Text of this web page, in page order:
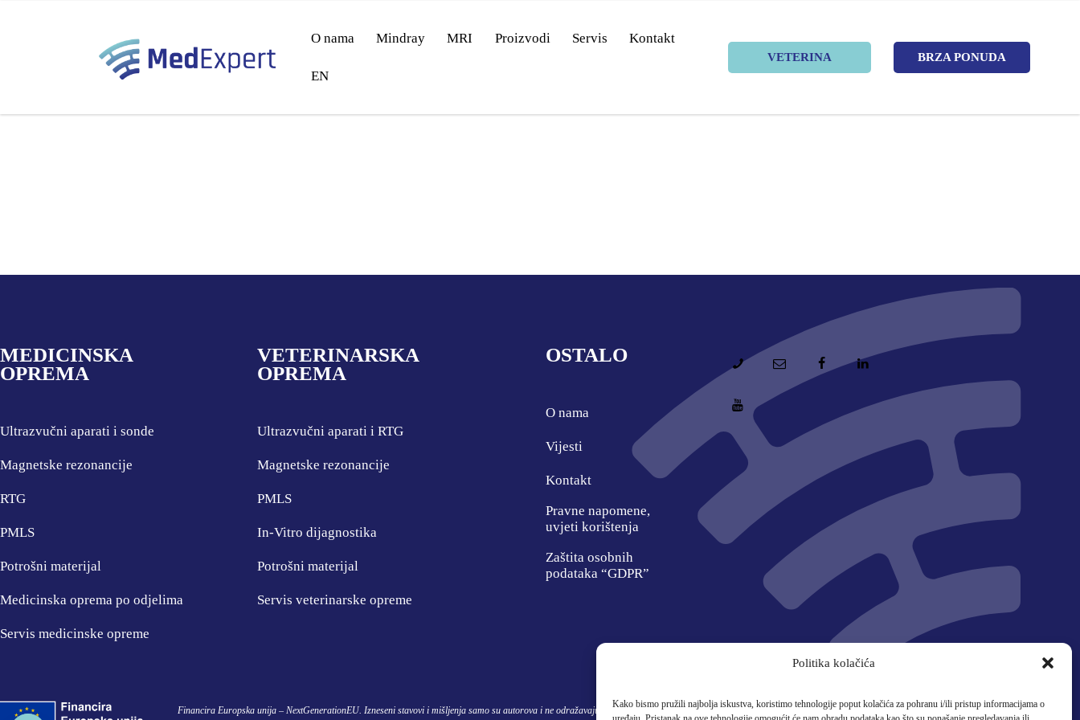
Politika kolačića
Kako bismo pružili najbolja iskustva, koristimo tehnologije poput kolačića za pohranu i/ili pristup informacijama o
O nama Mindray MRI Proizvodi Servis Kontakt
EN
VETERINA BRZA PONUDA
MEDICINSKA
OPREMA
Ultrazvučni aparati i sonde
Magnetske rezonancije
RTG
PMLS
Potrošni materijal
Medicinska oprema po odjelima
Servis medicinske opreme
VETERINARSKA
OPREMA
Ultrazvučni aparati i RTG
Magnetske rezonancije
PMLS
In-Vitro dijagnostika
Potrošni materijal
Servis veterinarske opreme
OSTALO
O nama
Vijesti
Kontakt
Pravne napomene,
uvjeti korištenja
Zaštita osobnih
podataka “GDPR”
Financira Europska unija – NextGenerationEU. Izneseni stavovi i mišljenja samo su autorova i ne odražavaju nužno službena stajališta Europske unije ili Europske
OSTALI UREĐAJI I OPREMA
Dalje